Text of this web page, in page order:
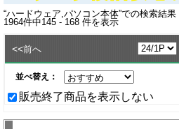
“ハードウェア,パソコン本体”での検索結果
1964件中145 - 168 件を表示
<<前へ
並べ替え：
販売終了商品を表示しない